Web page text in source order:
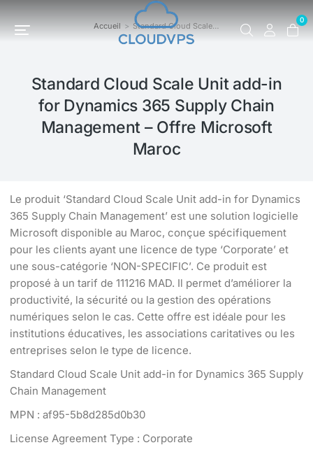
0
Vous êtes ici : Accueil Standard Cloud Scale…
Standard Cloud Scale Unit add-in
for Dynamics 365 Supply Chain
Management – Offre Microsoft
Maroc
Le produit ‘Standard Cloud Scale Unit add-in for Dynamics
365 Supply Chain Management’ est une solution logicielle
Microsoft disponible au Maroc, conçue spécifiquement
pour les clients ayant une licence de type ‘Corporate’ et
une sous-catégorie ‘NON-SPECIFIC’. Ce produit est
proposé à un tarif de 111216 MAD. Il permet d’améliorer la
productivité, la sécurité ou la gestion des opérations
numériques selon le cas. Cette offre est idéale pour les
institutions éducatives, les associations caritatives ou les
entreprises selon le type de licence.
Standard Cloud Scale Unit add-in for Dynamics 365 Supply
Chain Management
MPN : af95-5b8d285d0b30
License Agreement Type : Corporate